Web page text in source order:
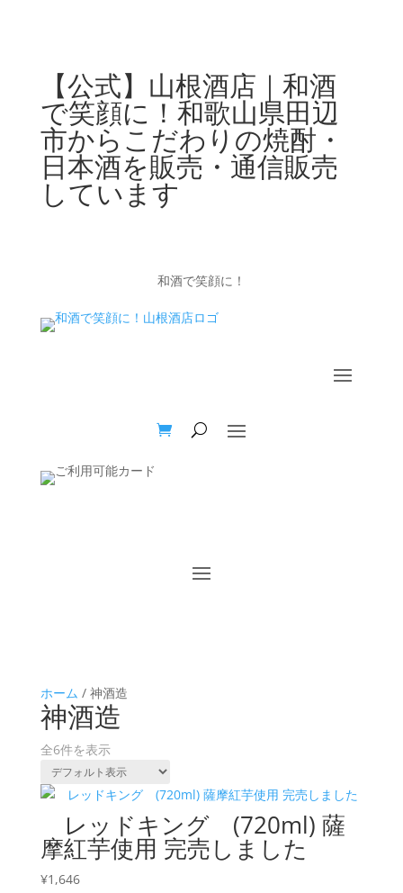
【公式】山根酒店｜和酒
で笑顔に！和歌山県田辺
市からこだわりの焼酎・
日本酒を販売・通信販売
しています
和酒で笑顔に！
ホーム / 神酒造
神酒造
全6件を表示
レッドキング (720ml) 薩
摩紅芋使用 完売しました
¥1,646